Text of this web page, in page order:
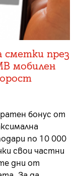
сметки през
мобилен
бонус от
по 10 000
свои частни
дни от